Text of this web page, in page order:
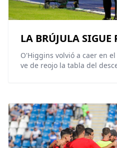
LA BRÚJULA SIGUE
O'Higgins volvió a caer en
ve de reojo la tabla del